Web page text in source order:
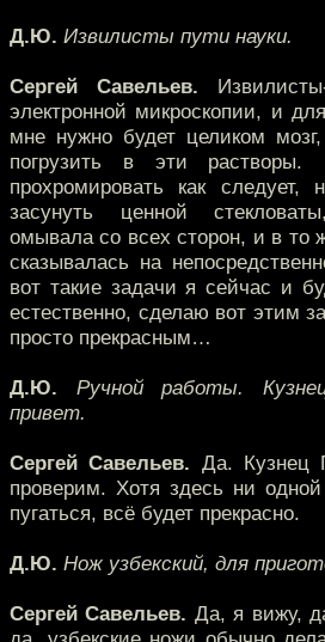
Д.Ю. Извилисты пути науки.
Сергей Савельев.
электронной микроскопии, и
мне нужно будет целиком
погрузить в эти растворы.
прохромировать как следует,
засунуть ценной
омывала со всех сторон, и в то
сказывалась на
вот такие задачи я сейчас и
естественно, сделаю вот этим
просто прекрасным…
Д.Ю. Ручной работы.
привет.
Сергей Савельев. Да. Кузнец
проверим. Хотя здесь ни
пугаться, всё будет прекрасно.
Д.Ю. Нож узбекский, для
Сергей Савельев. Да, я вижу,